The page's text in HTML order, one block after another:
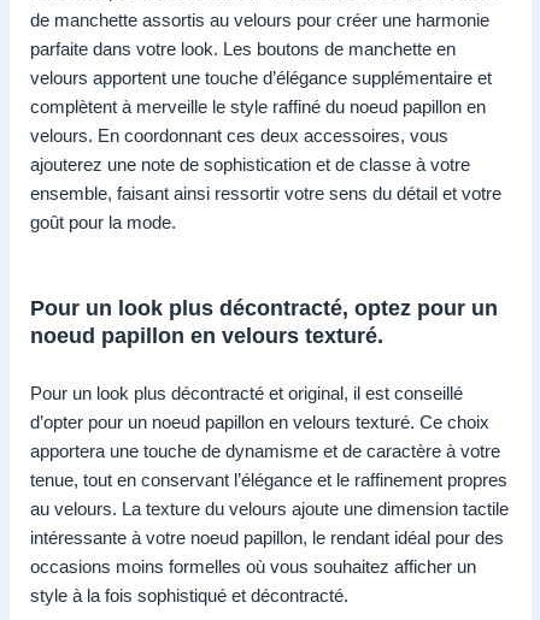
de manchette assortis au velours pour créer une harmonie
parfaite dans votre look. Les boutons de manchette en
velours apportent une touche d’élégance supplémentaire et
complètent à merveille le style raffiné du noeud papillon en
velours. En coordonnant ces deux accessoires, vous
ajouterez une note de sophistication et de classe à votre
ensemble, faisant ainsi ressortir votre sens du détail et votre
goût pour la mode.
Pour un look plus décontracté, optez pour un
noeud papillon en velours texturé.
Pour un look plus décontracté et original, il est conseillé
d’opter pour un noeud papillon en velours texturé. Ce choix
apportera une touche de dynamisme et de caractère à votre
tenue, tout en conservant l’élégance et le raffinement propres
au velours. La texture du velours ajoute une dimension tactile
intéressante à votre noeud papillon, le rendant idéal pour des
occasions moins formelles où vous souhaitez afficher un
style à la fois sophistiqué et décontracté.